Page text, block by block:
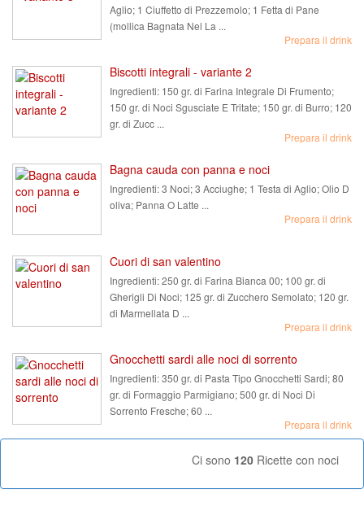
Aglio; 1 Ciuffetto di Prezzemolo; 1 Fetta di Pane
(mollica Bagnata Nel La ...
Prepara il drink
Biscotti integrali - variante 2
Ingredienti: 150 gr. di Farina Integrale Di Frumento;
150 gr. di Noci Sgusciate E Tritate; 150 gr. di Burro; 120
gr. di Zucc ...
Prepara il drink
Bagna cauda con panna e noci
Ingredienti:3 Noci; 3 Acciughe; 1 Testa di Aglio; Olio D
oliva; Panna O Latte ...
Prepara il drink
Cuori di san valentino
Ingredienti:250 gr. di Farina Bianca 00; 100 gr. di
Gherigli Di Noci; 125 gr. di Zucchero Semolato; 120 gr.
di Marmellata D ...
Prepara il drink
Gnocchetti sardi alle noci di sorrento
Ingredienti:350 gr. di Pasta Tipo Gnocchetti Sardi; 80
gr. di Formaggio Parmigiano; 500 gr. di Noci Di
Sorrento Fresche; 60 ...
Prepara il drink
Ci sono 120 Ricette con noci